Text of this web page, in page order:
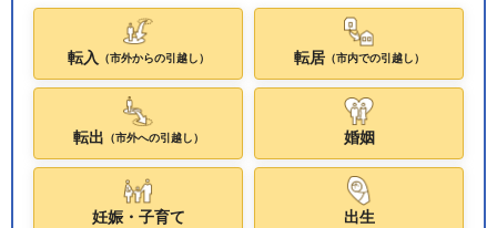
転入 （市外からの引越し） 転居（市内での引越し）
転出 （市外への引越し） 婚姻
妊娠・子育て 出生